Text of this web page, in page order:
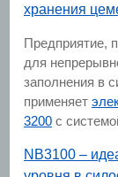
хранения
Предприятие,
для
заполнения в
применяет
3200 с
NB3100 –